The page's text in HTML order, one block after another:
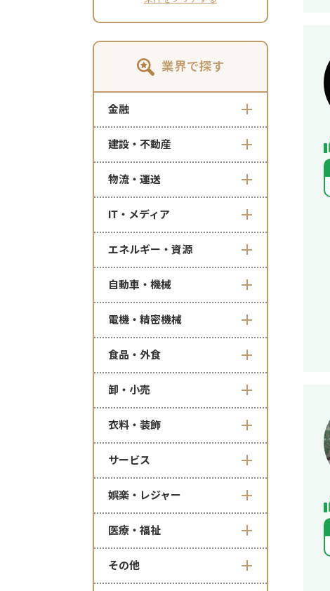
業界で探す
金融
建設・不動産
物流・運送
IT・メディア
エネルギー・資源
自動車・機械
電機・精密機械
食品・外食
卸・小売
衣料・装飾
サービス
娯楽・レジャー
医療・福祉
その他